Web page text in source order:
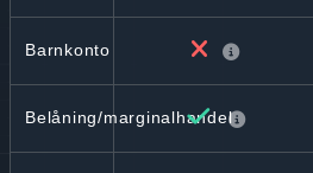
Barnkonto
Belåning/marginalhandel